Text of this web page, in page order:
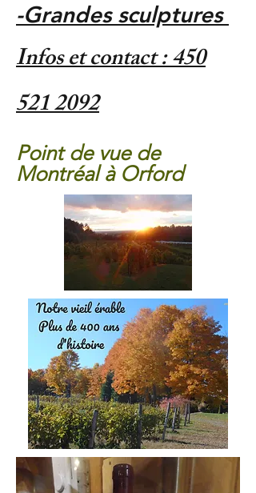
-Grandes sculptures
Infos et contact :450
521 2092
Point de vue de
Montréal à Orford